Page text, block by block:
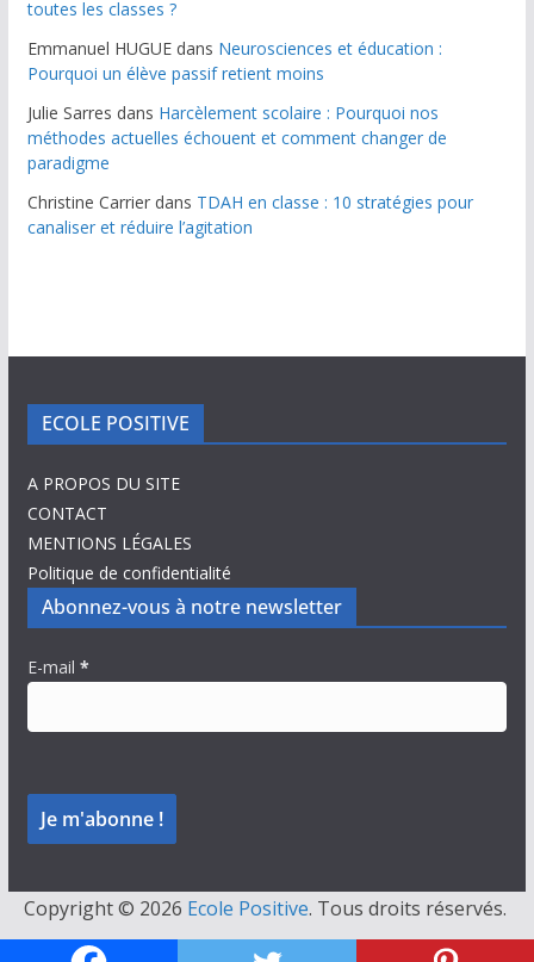
toutes les classes ?
Emmanuel HUGUEdans Neurosciences et éducation :
Pourquoi un élève passif retient moins
Julie Sarres dans Harcèlement scolaire : Pourquoi nos
méthodes actuelles échouent et comment changer de
paradigme
Christine Carrierdans TDAH en classe : 10 stratégies pour
canaliser et réduire l’agitation
ECOLE POSITIVE
A PROPOS DU SITE
CONTACT
MENTIONS LÉGALES
Politique de confidentialité
Abonnez-vous à notre newsletter
E-mail *
Copyright © 2026 Ecole Positive. Tous droits réservés.